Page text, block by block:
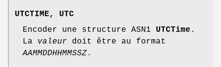
UTCTIME , UTC
Encoder une structure ASN1 UTCTime .
La valeur doit être au format
AAMMDDHHMMSSZ.